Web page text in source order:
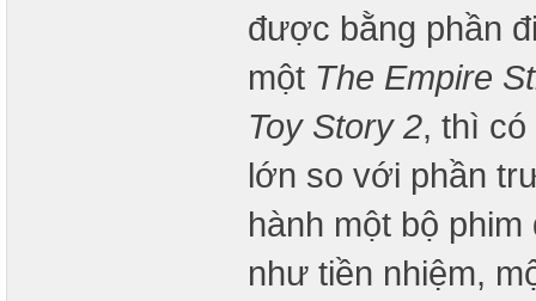
được bằng phần
một The Empire
Toy Story 2, thì
lớn so với phần
hành một bộ
như tiền nhiệm,